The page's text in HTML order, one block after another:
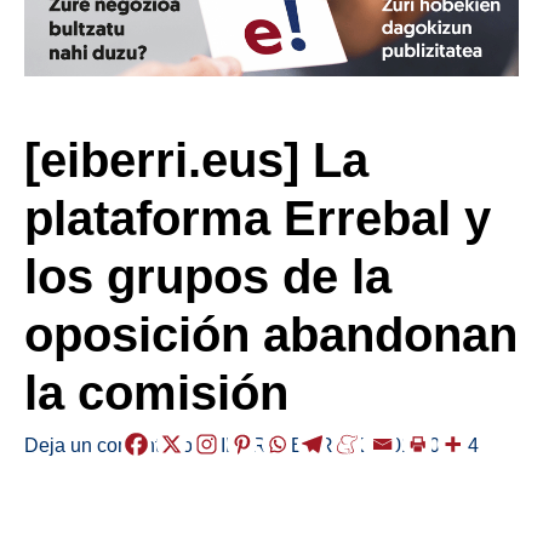
[eiberri.eus] La
plataforma Errebal y
los grupos de la
oposición abandonan
la comisión
Deja un comentario /EIBAR ,HERRIAK /2019-05-04